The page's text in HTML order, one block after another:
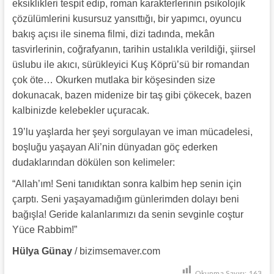
eksiklikleri tespit edip, roman karakterlerinin psikolojik
çözülümlerini kusursuz yansıttığı, bir yapımcı, oyuncu
bakış açısı ile sinema filmi, dizi tadında, mekân
tasvirlerinin, coğrafyanın, tarihin ustalıkla verildiği, şiirsel
üslubu ile akıcı, sürükleyici Kuş Köprü’sü bir romandan
çok öte… Okurken mutlaka bir köşesinden size
dokunacak, bazen midenize bir taş gibi çökecek, bazen
kalbinizde kelebekler uçuracak.
19’lu yaşlarda her şeyi sorgulayan ve iman mücadelesi,
boşluğu yaşayan Ali’nin dünyadan göç ederken
dudaklarından dökülen son kelimeler:
“Allah’ım! Seni tanıdıktan sonra kalbim hep senin için
çarptı. Seni yaşayamadığım günlerimden dolayı beni
bağışla! Geride kalanlarımızı da senin sevginle coştur
Yüce Rabbim!”
Hülya Günay/ bizimsemaver.com